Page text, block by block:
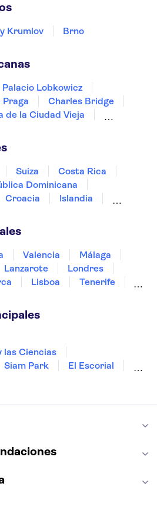
Krumlov Brno
Palacio Lobkowicz
Charles Bridge
de la Ciudad Vieja
de Terezín
National Museum Prague
Urquell
Wallenstein Palace
Suiza
Costa Rica
Dominicana
Croacia
Islandia
Valencia
Málaga
Lanzarote
Londres
Lisboa
Tenerife
Granada
las Ciencias
Siam Park
El Escorial
Alhambra